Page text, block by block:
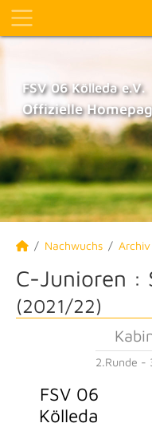
FSV 06 Kölleda e.V.
Offizielle
Nachwuchs Archiv
C-Junioren :
(2021/22)
2.Runde -
FSV 06
Kölleda